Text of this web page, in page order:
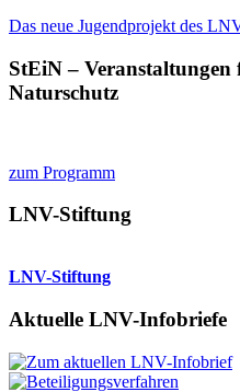
Das neue Jugendprojekt des
StEiN –
Naturschutz
zum Programm
LNV-Stiftung
LNV-Stiftung
Aktuelle LNV-Infobriefe